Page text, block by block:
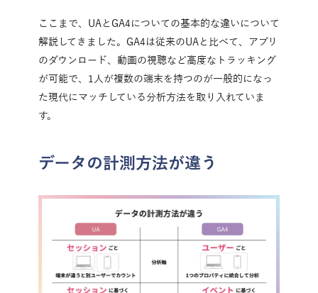
ここまで、UAとGA4についての基本的な違いについて
解説してきました。GA4は従来のUAと比べて、アプリ
のダウンロード、動画の視聴など高度なトラッキング
が可能で、1人が複数の端末を持つのが一般的になっ
た現代にマッチしている分析方法を取り入れていま
す。
データの計測方法が違う